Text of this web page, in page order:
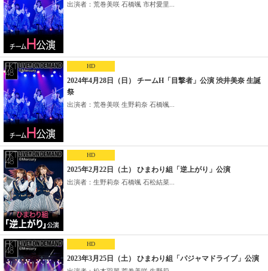
出演者：荒巻美咲 石橋颯 市村愛里...
HD
2024年4月28日（日） チームH「目撃者」公演 渋井美奈 生誕
祭
出演者：荒巻美咲 生野莉奈 石橋颯...
HD
2025年2月22日（土） ひまわり組「逆上がり」公演
出演者：生野莉奈 石橋颯 石松結菜...
HD
2023年3月25日（土） ひまわり組「パジャマドライブ」公演